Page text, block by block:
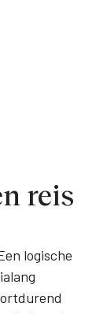
reis
logische